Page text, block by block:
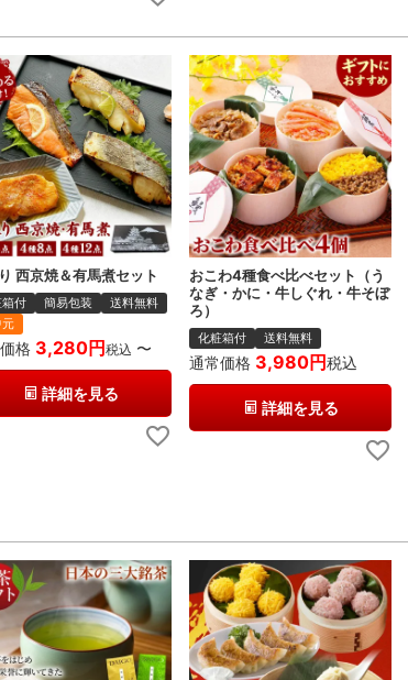
西京焼＆有馬煮セット
付 簡易包装
送料無料
元
格 3,280 税込 〜
詳細を見る
おこわ4種食べ比べセット（う
なぎ・かに・牛しぐれ・牛そぼ
ろ）
化粧箱付 送料無料
通常価格 3,980 税込
詳細を見る